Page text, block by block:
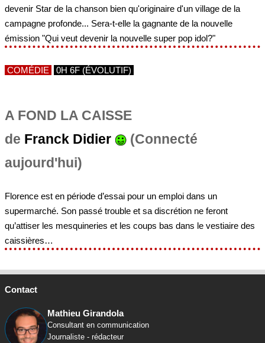
devenir Star de la chanson bien qu'originaire d'un village de la
campagne profonde... Sera-t-elle la gagnante de la nouvelle
émission "Qui veut devenir la nouvelle super pop idol?"
COMÉDIE 0H 6F (ÉVOLUTIF)
A FOND LA CAISSE
de Franck Didier
(Connecté
aujourd'hui)
Florence est en période d’essai pour un emploi dans un
supermarché. Son passé trouble et sa discrétion ne feront
qu’attiser les mesquineries et les coups bas dans le vestiaire des
caissières…
Contact
Mathieu Girandola
Consultant en communication
Journaliste - rédacteur